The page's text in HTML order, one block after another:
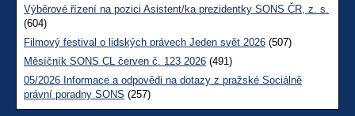
Výběrové řízení na pozici Asistent/ka prezidentky SONS ČR, z. s.
(604)
Filmový festival o lidských právech Jeden svět 2026 (507)
Měsíčník SONS CL červen č. 123 2026 (491)
05/2026 Informace a odpovědi na dotazy z pražské Sociálně
právní poradny SONS (257)